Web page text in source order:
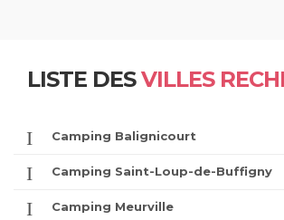
LISTE DESVILLES
Camping Balignicourt
Camping Saint-Loup-de-Buffigny
Camping Meurville